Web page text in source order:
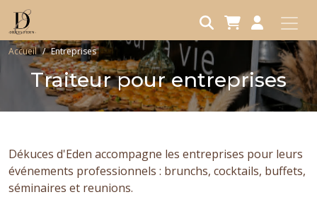
Aller au contenu principal
Fil d'Ariane
Accueil Entreprises
Traiteur pour entreprises
Dékuces d'Eden accompagne les entreprises pour leurs
événements professionnels : brunchs, cocktails, buffets,
séminaires et reunions.